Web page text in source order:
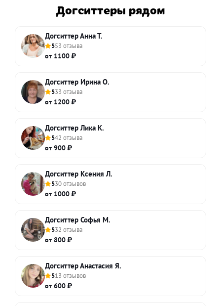
Догситтеры рядом
Догситтер Анна Т.
553 отзыва
от 1100 ₽
Догситтер Ирина О.
533 отзыва
от 1200 ₽
Догситтер Лика К.
542 отзыва
от 900 ₽
Догситтер Ксения Л.
530 отзывов
от 1000 ₽
Догситтер Софья М.
532 отзыва
от 800 ₽
Догситтер Анастасия Я.
513 отзывов
от 600 ₽